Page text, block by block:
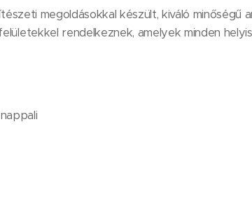
megoldásokkal készült, kiváló minőségű
rendelkeznek, amelyek minden